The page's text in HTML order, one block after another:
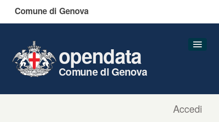
Comune di Genova
Accedi
opendata
Comune di Genova